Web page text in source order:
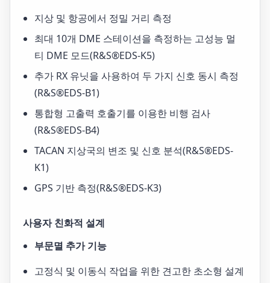
지상 및 항공에서 정밀 거리 측정
최대 10개 DME 스테이션을 측정하는 고성능 멀
티 DME 모드(R&S®EDS-K5)
추가 RX 유닛을 사용하여 두 가지 신호 동시 측정
(R&S®EDS-B1)
통합형 고출력 호출기를 이용한 비행 검사
(R&S®EDS-B4)
TACAN 지상국의 변조 및 신호 분석(R&S®EDS-
K1)
GPS 기반 측정(R&S®EDS-K3)
사용자 친화적 설계
부문멸 추가 기능
고정식 및 이동식 작업을 위한 견고한 초소형 설계